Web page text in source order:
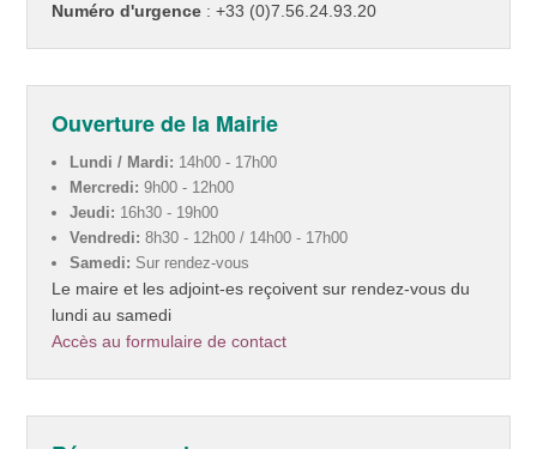
Numéro d'urgence : +33 (0)7.56.24.93.20
Ouverture de la Mairie
Lundi / Mardi: 14h00 - 17h00
Mercredi: 9h00 - 12h00
Jeudi: 16h30 - 19h00
Vendredi: 8h30 - 12h00 / 14h00 - 17h00
Samedi: Sur rendez-vous
Le maire et les adjoint-es reçoivent sur rendez-vous du
lundi au samedi
Accès au formulaire de contact